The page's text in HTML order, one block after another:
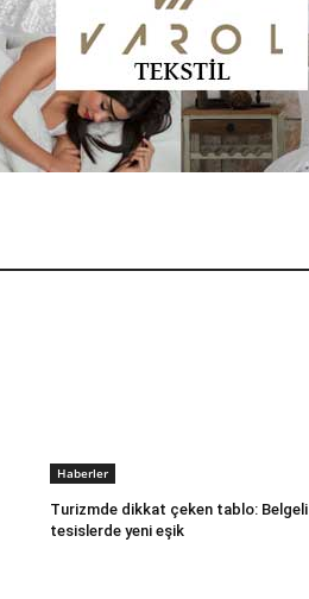
Haberler
Turizmde dikkat çeken tablo: Belgeli
tesislerde yeni eşik